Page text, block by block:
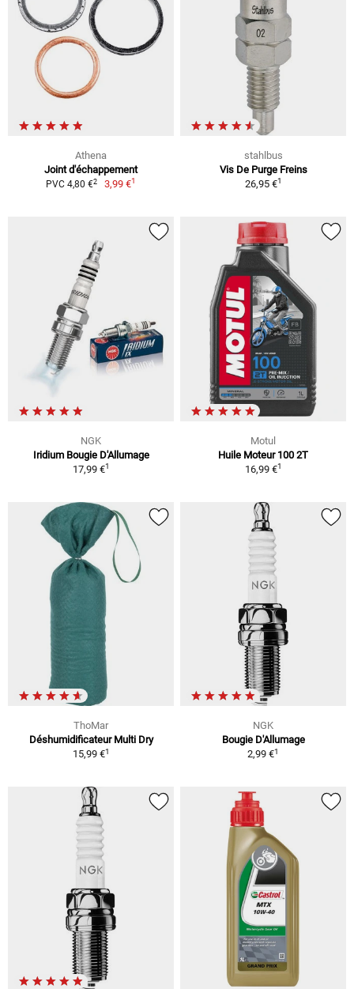
Athena
Joint d'échappement
PVC 4,80 €2 3,99 €1
stahlbus
Vis De Purge Freins
26,95 €1
NGK
Iridium Bougie D'Allumage
17,99 €1
Motul
Huile Moteur 100 2T
16,99 €1
ThoMar
Déshumidificateur Multi Dry
15,99 €1
NGK
Bougie D'Allumage
2,99 €1